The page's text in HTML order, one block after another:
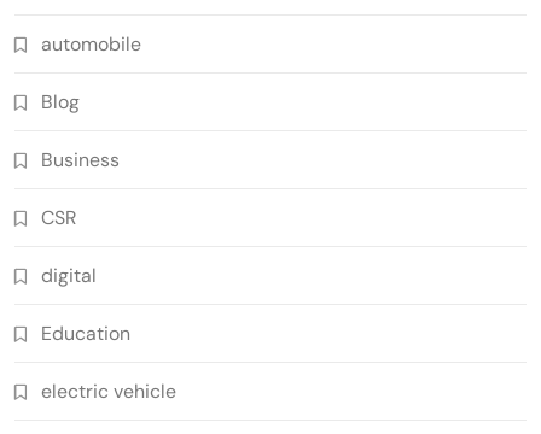
automobile
Blog
Business
CSR
digital
Education
electric vehicle